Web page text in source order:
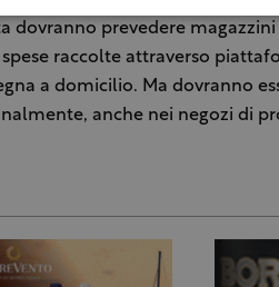
dovranno prevedere
raccolte attraverso
a domicilio. Ma dovranno
anche nei negozi di